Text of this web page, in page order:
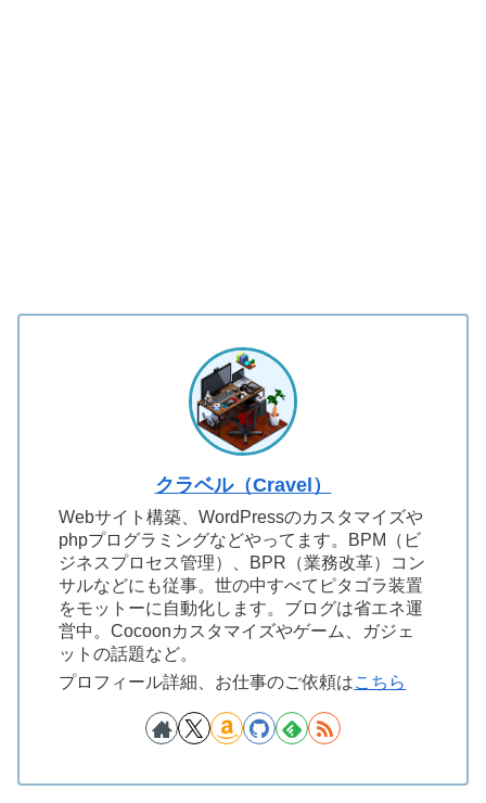
クラベル（Cravel）
Webサイト構築、WordPressのカスタマイズや
phpプログラミングなどやってます。BPM（ビ
ジネスプロセス管理）、BPR（業務改革）コン
サルなどにも従事。世の中すべてピタゴラ装置
をモットーに自動化します。ブログは省エネ運
営中。Cocoonカスタマイズやゲーム、ガジェ
ットの話題など。
プロフィール詳細、お仕事のご依頼はこちら